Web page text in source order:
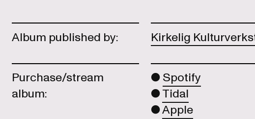
Album published by: Kirkelig
Purchase/stream
album:
Spotify
Tidal
Apple